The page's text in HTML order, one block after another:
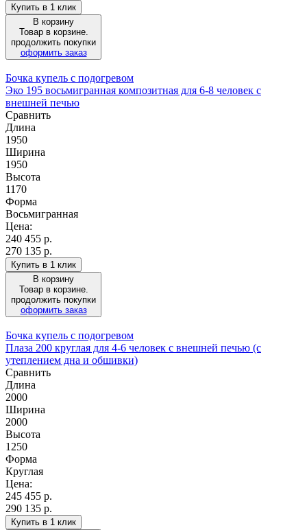
Купить в 1 клик
В корзину
Товар в корзине.
продолжить покупки
оформить заказ
Бочка купель с подогревом
Эко 195 восьмигранная композитная для 6-8 человек с
внешней печью
Сравнить
Длина
1950
Ширина
1950
Высота
1170
Форма
Восьмигранная
Цена:
240 455 р.
270 135 р.
Купить в 1 клик
В корзину
Товар в корзине.
продолжить покупки
оформить заказ
Бочка купель с подогревом
Плаза 200 круглая для 4-6 человек с внешней печью (с
утеплением дна и обшивки)
Сравнить
Длина
2000
Ширина
2000
Высота
1250
Форма
Круглая
Цена:
245 455 р.
290 135 р.
Купить в 1 клик